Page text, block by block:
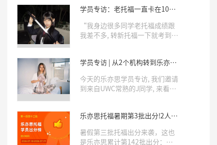
学员专访：老托福一直卡在106,
“我身边很多同学老托福成绩跟
我差不多, 转新托福一下就考到
访, 我们邀请到了就读于重庆巴蜀
常春藤的H同学, 来分享自己10天
斩获托福5.5分的学习经验。
学员专访 | 从2个机构转到乐亦
今天的乐亦思学员专访, 我们邀请
到来自UWC常熟的J同学, 来看看
乐亦思托福暑期第3批出分!2人满
暑假第三批托福出分来袭，这也
是乐亦思累计第142批出分：有2